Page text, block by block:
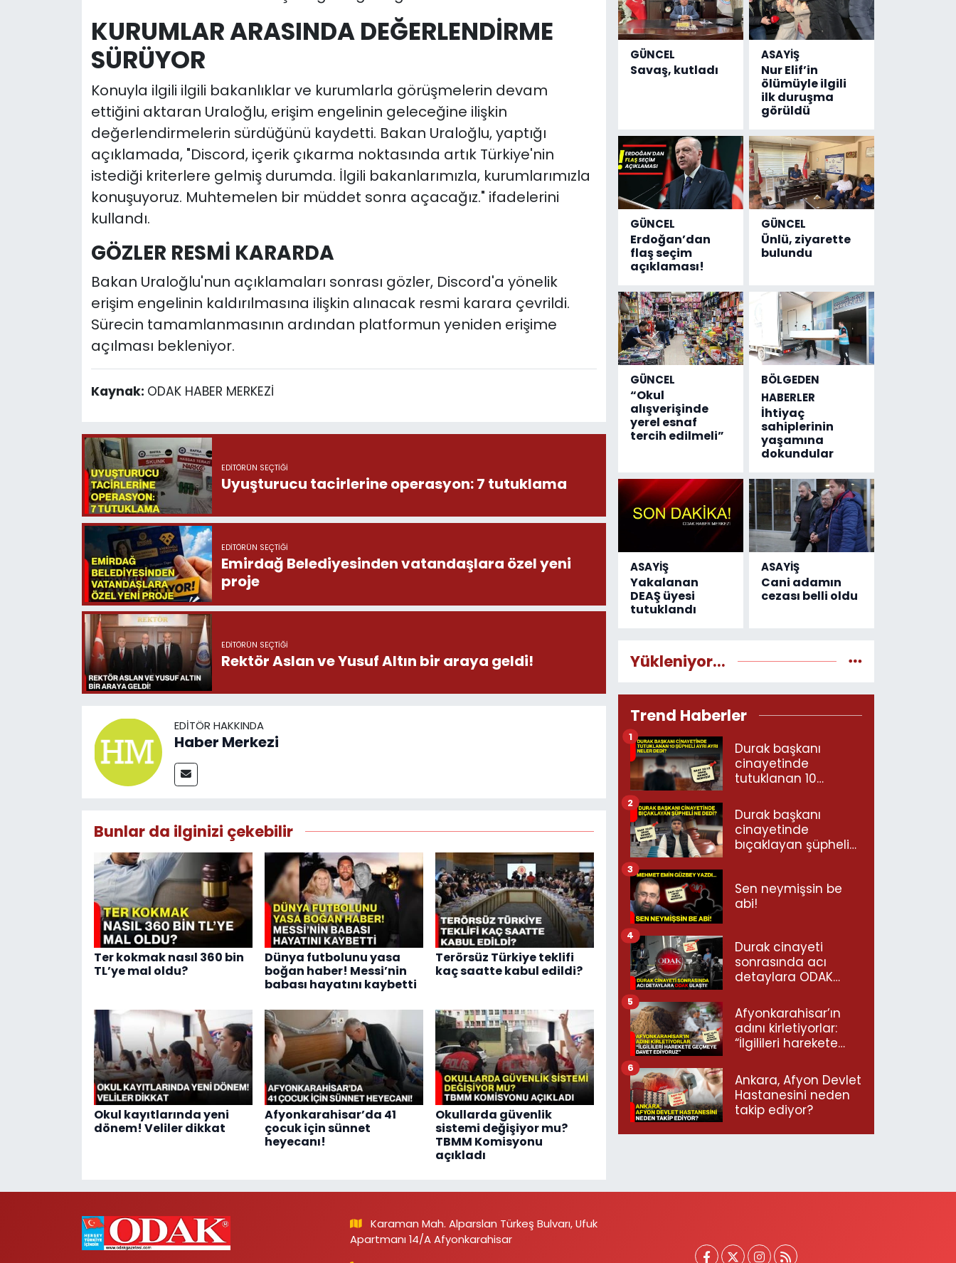
KURUMLAR ARASINDA DEĞERLENDİRME
SÜRÜYOR
Konuyla ilgili ilgili bakanlıklar ve kurumlarla görüşmelerin devam
ettiğini aktaran Uraloğlu, erişim engelinin geleceğine ilişkin
değerlendirmelerin sürdüğünü kaydetti. Bakan Uraloğlu, yaptığı
açıklamada, "Discord, içerik çıkarma noktasında artık Türkiye'nin
istediği kriterlere gelmiş durumda. İlgili bakanlarımızla, kurumlarımızla
konuşuyoruz. Muhtemelen bir müddet sonra açacağız." ifadelerini
kullandı.
GÖZLER RESMİ KARARDA
Bakan Uraloğlu'nun açıklamaları sonrası gözler, Discord'a yönelik
erişim engelinin kaldırılmasına ilişkin alınacak resmi karara çevrildi.
Sürecin tamamlanmasının ardından platformun yeniden erişime
açılması bekleniyor.
Kaynak: ODAK HABER MERKEZİ
EDITÖRÜN SEÇTIĞI
Uyuşturucu tacirlerine operasyon: 7 tutuklama
EDITÖRÜN SEÇTIĞI
Emirdağ Belediyesinden vatandaşlara özel yeni
proje
EDITÖRÜN SEÇTIĞI
Rektör Aslan ve Yusuf Altın bir araya geldi!
EDITÖR HAKKINDA
Haber Merkezi
Bunlar da ilginizi çekebilir
Ter kokmak nasıl 360 bin
TL’ye mal oldu?
Dünya futbolunu yasa
boğan haber! Messi’nin
babası hayatını kaybetti
Terörsüz Türkiye teklifi
kaç saatte kabul edildi?
Okul kayıtlarında yeni
dönem! Veliler dikkat
Afyonkarahisar’da 41
çocuk için sünnet
heyecanı!
Okullarda güvenlik
sistemi değişiyor mu?
TBMM Komisyonu
açıkladı
GÜNCEL
Savaş, kutladı
ASAYİŞ
Nur Elif’in
ölümüyle ilgili
ilk duruşma
görüldü
GÜNCEL
Erdoğan’dan
flaş seçim
açıklaması!
GÜNCEL
Ünlü, ziyarette
bulundu
GÜNCEL
“Okul
alışverişinde
yerel esnaf
tercih edilmeli”
BÖLGEDEN
HABERLER
İhtiyaç
sahiplerinin
yaşamına
dokundular
ASAYİŞ
Yakalanan
DEAŞ üyesi
tutuklandı
ASAYİŞ
Cani adamın
cezası belli oldu
Yükleniyor...
Trend Haberler
Durak başkanı
cinayetinde
tutuklanan 10
neler dedi?
1
Durak başkanı
cinayetinde
bıçaklayan şüpheli
2
Sen neymişsin be
abi!
3
Durak cinayeti
sonrasında acı
detaylara ODAK
4
Afyonkarahisar’ın
adını kirletiyorlar:
“İlgilileri harekete
ediyoruz”
5
Ankara, Afyon Devlet
Hastanesini neden
takip ediyor?
6
Karaman Mah. Alparslan Türkeş Bulvarı, Ufuk
Apartmanı 14/A Afyonkarahisar